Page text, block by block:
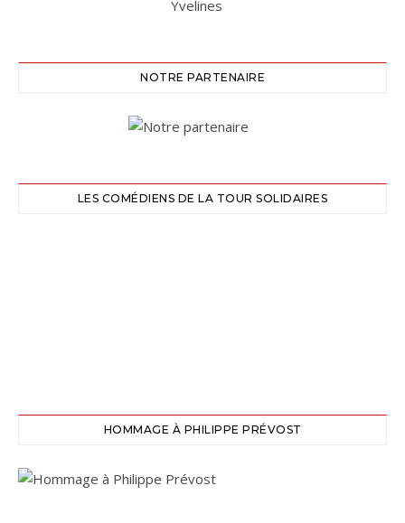
NOTRE PARTENAIRE
LES COMÉDIENS DE LA TOUR SOLIDAIRES
HOMMAGE À PHILIPPE PRÉVOST